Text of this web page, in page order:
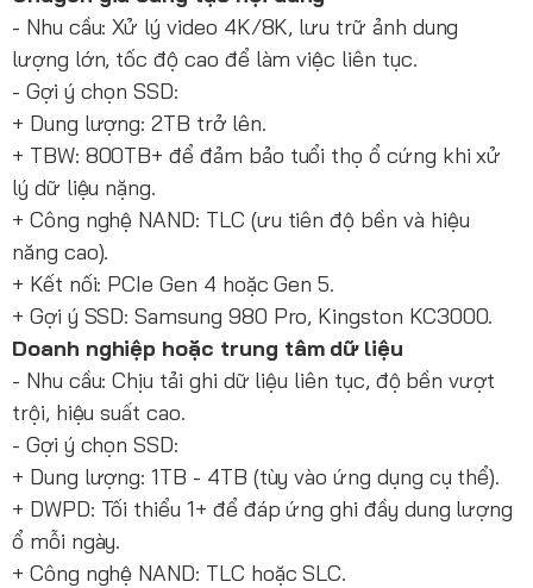
- Nhu cầu: Xử lý video 4K/8K, lưu trữ ảnh dung
lượng lớn, tốc độ cao để làm việc liên tục.
- Gợi ý chọn SSD:
+ Dung lượng: 2TB trở lên.
+ TBW: 800TB+ để đảm bảo tuổi thọ ổ cứng khi xử
lý dữ liệu nặng.
+ Công nghệ NAND: TLC (ưu tiên độ bền và hiệu
năng cao).
+ Kết nối: PCIe Gen 4 hoặc Gen 5.
+ Gợi ý SSD: Samsung 980 Pro, Kingston KC3000.
Doanh nghiệp hoặc trung tâm dữ liệu
- Nhu cầu: Chịu tải ghi dữ liệu liên tục, độ bền vượt
trội, hiệu suất cao.
- Gợi ý chọn SSD:
+ Dung lượng: 1TB - 4TB (tùy vào ứng dụng cụ thể).
+ DWPD: Tối thiểu 1+ để đáp ứng ghi đầy dung lượng
ổ mỗi ngày.
+ Công nghệ NAND: TLC hoặc SLC.